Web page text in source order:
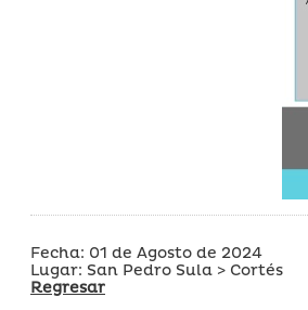
Fecha: 01 de Agosto de 2024
Lugar: San Pedro Sula > Cortés
Regresar